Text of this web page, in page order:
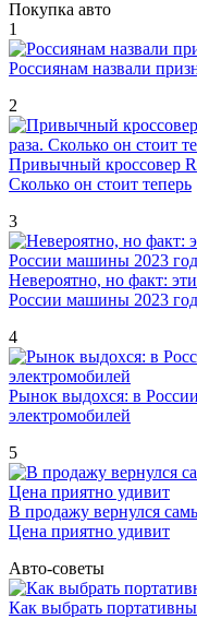
Покупка авто
1
Россиянам назвали
2
Привычный кроссовер
Сколько он стоит теперь
3
Невероятно, но факт:
России машины 2023
4
Рынок выдохся: в
электромобилей
5
В продажу вернулся
Цена приятно удивит
Авто-советы
Как выбрать